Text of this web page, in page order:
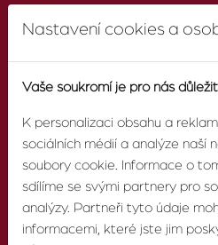
info@zvonek.cz
SOCIÁLNÍ SÍTĚ
Facebook
Nastavení cookies a
Vaše soukromí je pro nás
K personalizaci obsahu a
sociálních médií a analýze naší
soubory cookie. Informace o
sdílíme se svými partnery pro
analýzy. Partneři tyto údaje
informacemi, které jste jim